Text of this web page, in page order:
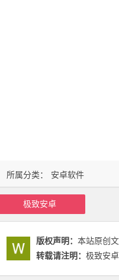
所属分类： 安卓软件
极致安卓
版权声明： 本站原创
转载请注明： 极致安